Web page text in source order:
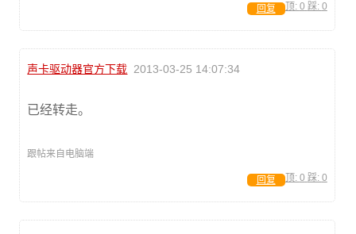
顶: 0 踩: 0
回复
声卡驱动器官方下载 2013-03-25 14:07:34
已经转走。
跟帖来自电脑端
顶: 0 踩: 0
回复